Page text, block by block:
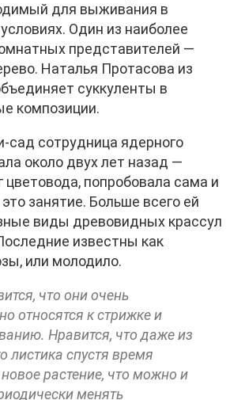
для выживания в
Один из наиболее
представителей —
Наталья Протасова из
суккуленты в
композиции.
сад сотрудница ядерного
около двух лет назад —
цветовода, попробовала сама и
занятие. Больше всего ей
виды древовидных крассул
известны как
или молодило.
что они очень
относятся к стрижке и
Нравится, что даже из
листика спустя время
растение, что можно и
менять